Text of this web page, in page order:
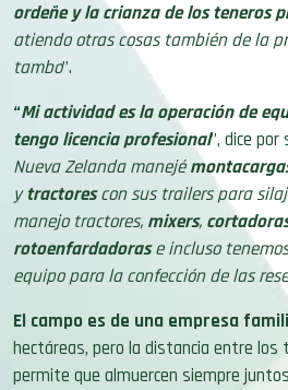
ordeñe y la crianza de los teneros
atiendo otras cosas también de la
tambo”.
“Mi actividad es la operación de
tengolicencia profesional”, dice por
Nueva Zelanda manejé
ytractorescon sus trailers para
manejo tractores, mixers,
rotoenfardadorase incluso
equipo para la confección de las
El campo es de una empresa
hectáreas, pero la distancia entre los
permite que almuercen siempre